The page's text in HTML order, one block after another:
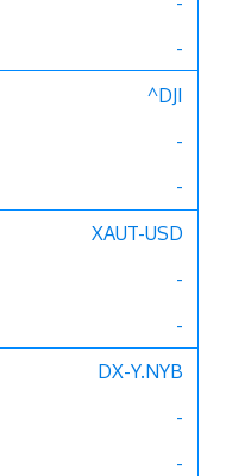
-
^DJI
-
-
XAUT-USD
-
-
DX-Y.NYB
-
-